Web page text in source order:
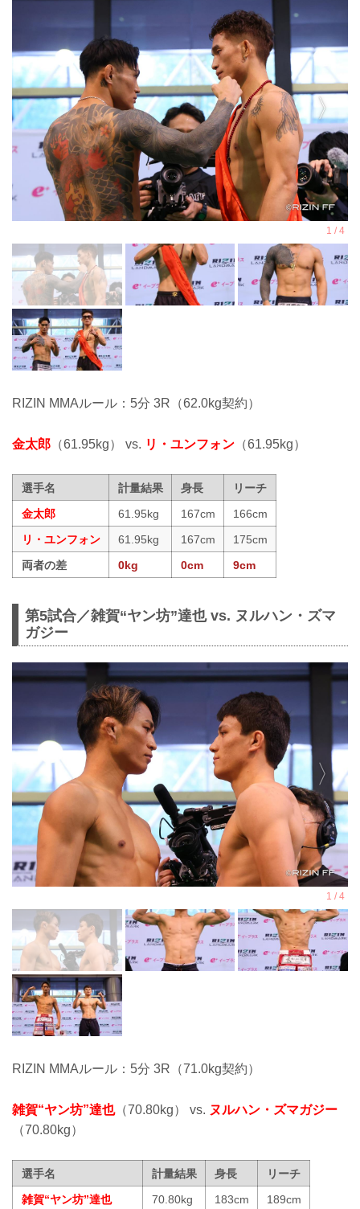
RIZIN MMAルール：5分 3R（62.0kg契約）
金太郎 （61.95kg） vs. リ・ユンフォン （61.95kg）
選手名 計量結果 身長
リーチ
金太郎
61.95kg 167cm
166cm
リ・ユンフォン
61.95kg 167cm
175cm
両者の差
0kg 0cm 9cm
第5試合／雑賀“ヤン坊”達也 vs. ヌルハン・ズマ
ガジー
RIZIN MMAルール：5分 3R（71.0kg契約）
雑賀“ヤン坊”達也（70.80kg） vs. ヌルハン・ズマガジー
（70.80kg）
選手名 計量結果 身長
リーチ
雑賀“ヤン坊”達也
70.80kg 183cm
189cm